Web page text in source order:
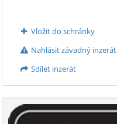
Vložit do schránky
Nahlásit závadný inzerát
Sdílet inzerát